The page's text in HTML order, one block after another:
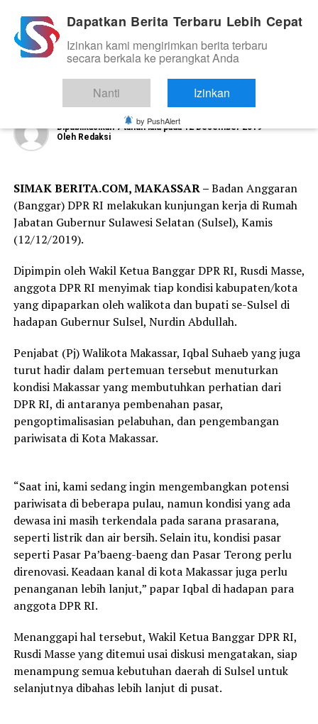
BIROKRASI/PEMERINTAHAN
Iqbal Paparkan Kebutuhan Makassar
di Kunjungan Banggar DPR RI
Dipublikasikan 7 tahun lalu pada 12 Desember 2019
Oleh Redaksi
SIMAK BERITA.COM, MAKASSAR –Badan Anggaran
(Banggar) DPR RI melakukan kunjungan kerja di Rumah
Jabatan Gubernur Sulawesi Selatan (Sulsel), Kamis
(12/12/2019).
Dipimpin oleh Wakil Ketua Banggar DPR RI, Rusdi Masse,
anggota DPR RI menyimak tiap kondisi kabupaten/kota
yang dipaparkan oleh walikota dan bupati se-Sulsel di
hadapan Gubernur Sulsel, Nurdin Abdullah.
Penjabat (Pj) Walikota Makassar, Iqbal Suhaeb yang juga
turut hadir dalam pertemuan tersebut menuturkan
kondisi Makassar yang membutuhkan perhatian dari
DPR RI, di antaranya pembenahan pasar,
pengoptimalisasian pelabuhan, dan pengembangan
pariwisata di Kota Makassar.
“Saat ini, kami sedang ingin mengembangkan potensi
pariwisata di beberapa pulau, namun kondisi yang ada
dewasa ini masih terkendala pada sarana prasarana,
seperti listrik dan air bersih. Selain itu, kondisi pasar
seperti Pasar Pa’baeng-baeng dan Pasar Terong perlu
direnovasi. Keadaan kanal di kota Makassar juga perlu
penanganan lebih lanjut,” papar Iqbal di hadapan para
anggota DPR RI.
Menanggapi hal tersebut, Wakil Ketua Banggar DPR RI,
Rusdi Masse yang ditemui usai diskusi mengatakan, siap
menampung semua kebutuhan daerah di Sulsel untuk
selanjutnya dibahas lebih lanjut di pusat.
Dapatkan Berita Terbaru Lebih Cepat
Izinkan kami mengirimkan berita terbaru
secara berkala ke perangkat Anda
Nanti Izinkan
by PushAlert